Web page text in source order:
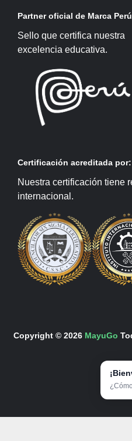
Partner oficial de Marca Perú
Sello que certifica nuestra
excelencia educativa.
Certificación acreditada por:
Nuestra certificación tiene
internacional.
Copyright © 2026 MayuGo